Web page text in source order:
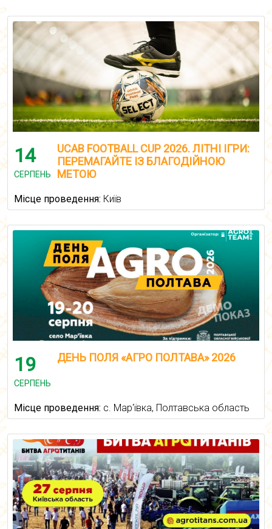
14
СЕРПЕНЬ
UCAB FOOTBALL CUP 2026. ЛІТНІ ІГРИ:
ПЕРЕМАГАЙТЕ ІЗ БЛАГОДІЙНОЮ
МЕТОЮ
Місце проведення: Київ
19
СЕРПЕНЬ
ДЕНЬ ПОЛЯ «АГРО ПОЛТАВА» 2026
Місце проведення: с. Мар'ївка, Полтавська область